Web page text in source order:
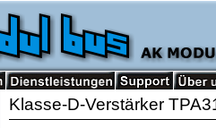
Klasse-D-Verstärker